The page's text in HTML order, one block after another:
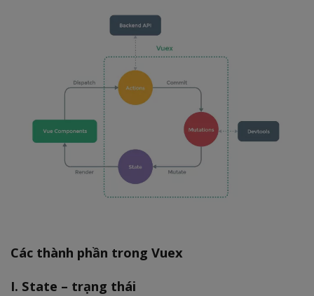
Các thành phần trong Vuex
I. State – trạng thái